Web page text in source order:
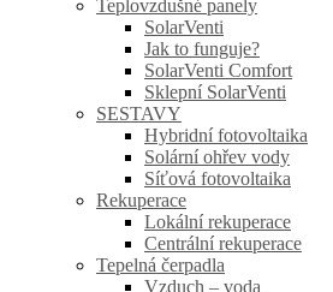
Teplovzdušné panely
SolarVenti
Jak to funguje?
SolarVenti Comfort
Sklepní SolarVenti
SESTAVY
Hybridní fotovoltaika
Solární ohřev vody
Síťová fotovoltaika
Rekuperace
Lokální rekuperace
Centrální rekuperace
Tepelná čerpadla
Vzduch – voda